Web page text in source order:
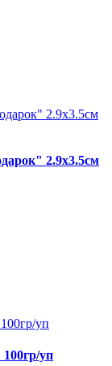
2.9х3.5см
уп